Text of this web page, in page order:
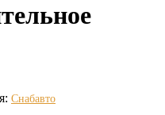
Снабавто